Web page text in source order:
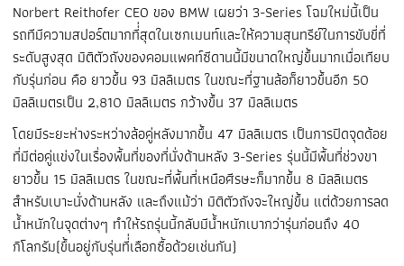
Norbert Reithofer CEO ของ BMW เผยว่า 3-Series โฉมใหม่นี้เป็น
รถทีมีความสปอร์ตมากที่่สุดในเซกเมนท์และให้ความสุนทรีย์ในการขับขี่ที่
ระดับสูงสุด มิติตัวถังของคอมแพคท์ซีดานนี้มีขนาดใหญ่ขึ้นมากเมื่อเทียบ
กับรุ่นก่อน คือ ยาวขึ้น 93 มิลลิเมตร ในขณะที่ฐานล้อก็ยาวขึ้นอีก 50
มิลลิเมตรเป็น 2,810 มิลลิเมตร กว้างขึ้น 37 มิลลิเมตร
โดยมีระยะห่างระหว่างล้อคู่หลังมากขึ้น 47 มิลลิเมตร เป็นการปิดจุดด้อย
ที่มีต่อคู่แข่งในเรื่องพื้นที่ของที่นั่งด้านหลัง 3-Series รุ่นนี้มีพื้นที่ช่วงขา
ยาวขึ้น 15 มิลลิเมตร ในขณะที่พื้นที่เหนือศีรษะก็มากขึ้น 8 มิลลิเมตร
สำหรับเบาะนั่งด้านหลัง และถึงแม้ว่า มิติตัวถังจะใหญ่ขึ้น แต่ด้วยการลด
น้ำหนักในจุดต่างๆ ทำให้รถรุ่นนี้กลับมีน้ำหนักเบากว่ารุ่นก่อนถึง 40
กิโลกรัม(ขึ้นอยู่กับรุ่นที่่เลือกซื้อด้วยเช่นกัน)